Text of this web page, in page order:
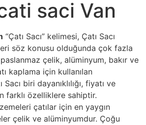
saci Van
“Çatı Sacı” kelimesi, Çatı Sacı
söz konusu olduğunda çok fazla
çelik, alüminyum, bakır ve
kaplama için kullanılan
biri dayanıklılığı, fiyatı ve
farklı özelliklere sahiptir.
çatılar için en yaygın
çelik ve alüminyumdur. Çoğu